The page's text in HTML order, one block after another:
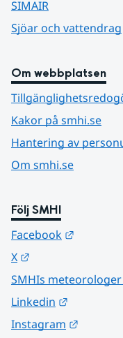
SIMAIR
Sjöar och vattendrag
Om webbplatsen
Kakor på smhi.se
Hantering av
Om smhi.se
Följ SMHI
Facebook
X
SMHIs meteorologer
Linkedin
Instagram